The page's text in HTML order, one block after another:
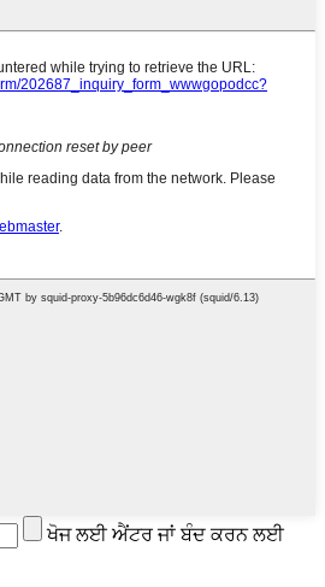
ਖੋਜ ਲਈ ਐਂਟਰ ਜਾਂ ਬੰਦ ਕਰਨ ਲਈ